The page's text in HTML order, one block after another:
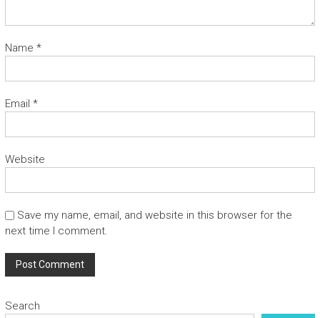
Name *
Email *
Website
Save my name, email, and website in this browser for the
next time I comment.
Search